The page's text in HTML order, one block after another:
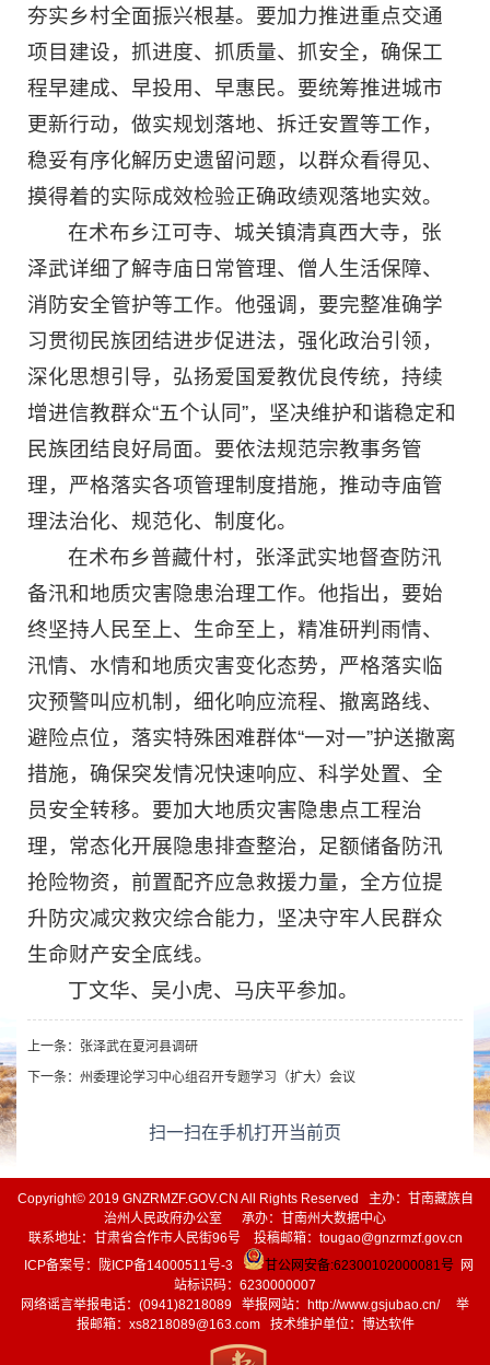
夯实乡村全面振兴根基。要加力推进重点交通
项目建设，抓进度、抓质量、抓安全，确保工
程早建成、早投用、早惠民。要统筹推进城市
更新行动，做实规划落地、拆迁安置等工作，
稳妥有序化解历史遗留问题，以群众看得见、
摸得着的实际成效检验正确政绩观落地实效。
在术布乡江可寺、城关镇清真西大寺，张
泽武详细了解寺庙日常管理、僧人生活保障、
消防安全管护等工作。他强调，要完整准确学
习贯彻民族团结进步促进法，强化政治引领，
深化思想引导，弘扬爱国爱教优良传统，持续
增进信教群众“五个认同”，坚决维护和谐稳定和
民族团结良好局面。要依法规范宗教事务管
理，严格落实各项管理制度措施，推动寺庙管
理法治化、规范化、制度化。
在术布乡普藏什村，张泽武实地督查防汛
备汛和地质灾害隐患治理工作。他指出，要始
终坚持人民至上、生命至上，精准研判雨情、
汛情、水情和地质灾害变化态势，严格落实临
灾预警叫应机制，细化响应流程、撤离路线、
避险点位，落实特殊困难群体“一对一”护送撤离
措施，确保突发情况快速响应、科学处置、全
员安全转移。要加大地质灾害隐患点工程治
理，常态化开展隐患排查整治，足额储备防汛
抢险物资，前置配齐应急救援力量，全方位提
升防灾减灾救灾综合能力，坚决守牢人民群众
生命财产安全底线。
丁文华、吴小虎、马庆平参加。
上一条： 张泽武在夏河县调研
下一条： 州委理论学习中心组召开专题学习（扩大）会议
扫一扫在手机打开当前页
Copyright© 2019 GNZRMZF.GOV.CN All Rights Reserved 主办：甘南藏族自
治州人民政府办公室 承办：甘南州大数据中心
联系地址：甘肃省合作市人民街96号 投稿邮箱：tougao@gnzrmzf.gov.cn
ICP备案号：
陇ICP备14000511号-3 甘公网安备:62300102000081号网
站标识码：6230000007
网络谣言举报电话：(0941)8218089 举报网站： http://www.gsjubao.cn/举
报邮箱：xs8218089@163.com 技术维护单位：博达软件